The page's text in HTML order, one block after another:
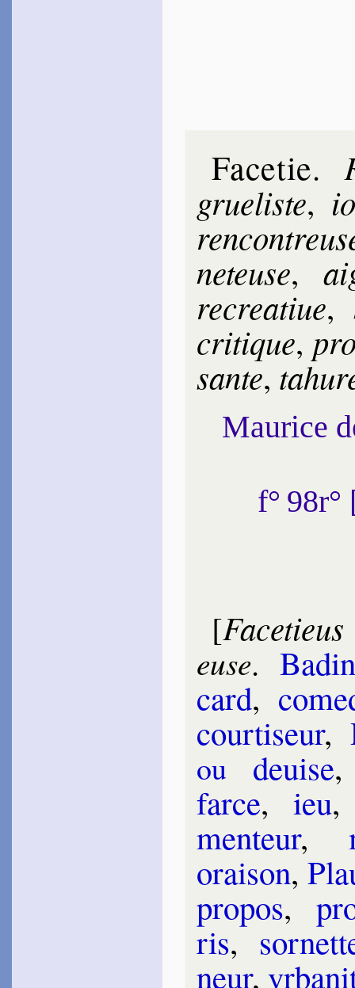
Facetie.
grue­liste,
ne­teuse,
re­crea­tiue,
cri­tique,
sante,
Maurice
f°
[Facetieus
euse. Ba­din
card,
cour­ti­seur,
oude­uise
farce, ieu
men­teur,
orai­son,
pro­pos,
ris,
neur,